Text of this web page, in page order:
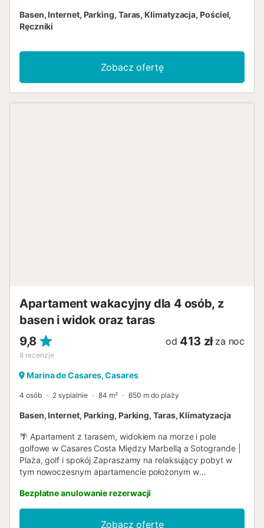
Basen, Internet, Parking, Taras, Klimatyzacja, Pościel,
Ręczniki
Zobacz ofertę
Apartament wakacyjny dla 4 osób, z
basen i widok oraz taras
9,8
8 recenzje
od 413 zł za noc
Marina de Casares, Casares
4 osób 2 sypialnie 84 m² 650 m do plaży
Basen, Internet, Parking, Parking, Taras, Klimatyzacja
🌴 Apartament z tarasem, widokiem na morze i pole
golfowe w Casares Costa Między Marbellą a Sotogrande |
Plaża, golf i spokój Zapraszamy na relaksujący pobyt w
tym nowoczesnym apartamencie położonym w
w uprzywilejowanej lokalizacji na zachodnim wybrzeżu
Costa del Sol, w otoczeniu pól golfowych i zaledwie kilka
minut od Morza Śródziemnego. Z prywatnego tarasu
Bezpłatne anulowanie rezerwacji
Zobacz ofertę